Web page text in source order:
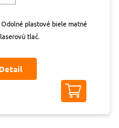
plastové biele matné
tlač.
Detail